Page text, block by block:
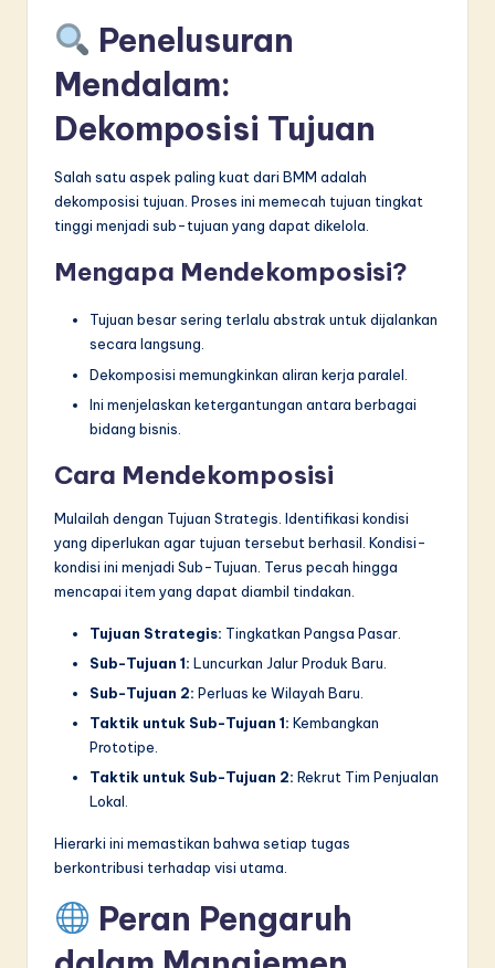
Penelusuran
Mendalam:
Dekomposisi Tujuan
Salah satu aspek paling kuat dari BMM adalah
dekomposisi tujuan. Proses ini memecah tujuan tingkat
tinggi menjadi sub-tujuan yang dapat dikelola.
Mengapa Mendekomposisi?
Tujuan besar sering terlalu abstrak untuk dijalankan
secara langsung.
Dekomposisi memungkinkan aliran kerja paralel.
Ini menjelaskan ketergantungan antara berbagai
bidang bisnis.
Cara Mendekomposisi
Mulailah dengan Tujuan Strategis. Identifikasi kondisi
yang diperlukan agar tujuan tersebut berhasil. Kondisi-
kondisi ini menjadi Sub-Tujuan. Terus pecah hingga
mencapai item yang dapat diambil tindakan.
Tujuan Strategis: Tingkatkan Pangsa Pasar.
Sub-Tujuan 1: Luncurkan Jalur Produk Baru.
Sub-Tujuan 2: Perluas ke Wilayah Baru.
Taktik untuk Sub-Tujuan 1: Kembangkan
Prototipe.
Taktik untuk Sub-Tujuan 2: Rekrut Tim Penjualan
Lokal.
Hierarki ini memastikan bahwa setiap tugas
berkontribusi terhadap visi utama.
Peran Pengaruh